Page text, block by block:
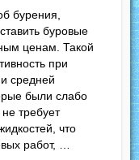
бурения,
буровые
ценам. Такой
при
средней
были слабо
требует
что
работ, …